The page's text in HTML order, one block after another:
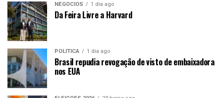
NEGÓCIOS 1 dia ago
Da Feira Livre a Harvard
POLÍTICA 1 dia ago
Brasil repudia revogação de visto de embaixadora
nos EUA